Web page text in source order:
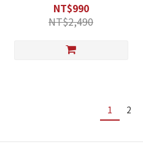
NT$990
NT$2,490
1 2